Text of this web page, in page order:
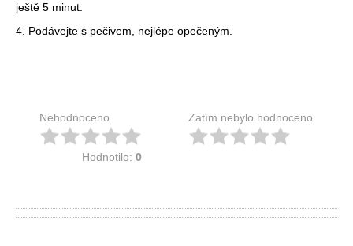
ještě 5 minut.
4. Podávejte s pečivem, nejlépe opečeným.
Nehodnoceno
Hodnotilo: 0
Zatím nebylo hodnoceno